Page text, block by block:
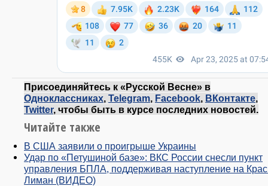
Присоединяйтесь к «Русской Весне» в
Одноклассниках, Telegram, Facebook, ВКонтакте,
Twitter, чтобы быть в курсе последних новостей.
Читайте также
В США заявили о проигрыше Украины
Удар по «Петушиной базе»: ВКС России снесли пункт
управления БПЛА, поддерживая наступление на
Лиман (ВИДЕО)